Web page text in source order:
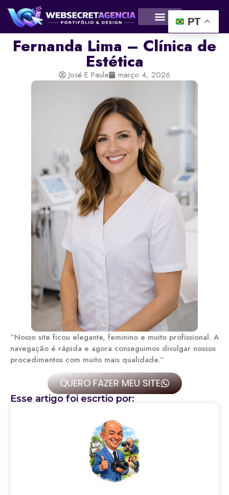
Fernanda Lima – Clínica de
Estética
José E Paula março 4, 2026
“Nosso site ficou elegante, feminino e muito profissional. A
navegação é rápida e agora conseguimos divulgar nossos
procedimentos com muito mais qualidade.”
QUERO FAZER MEU SITE
Esse artigo foi escrtio por:
PT